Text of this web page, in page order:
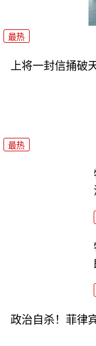
最热
上将一封信捅破
最热
政治自杀！菲律